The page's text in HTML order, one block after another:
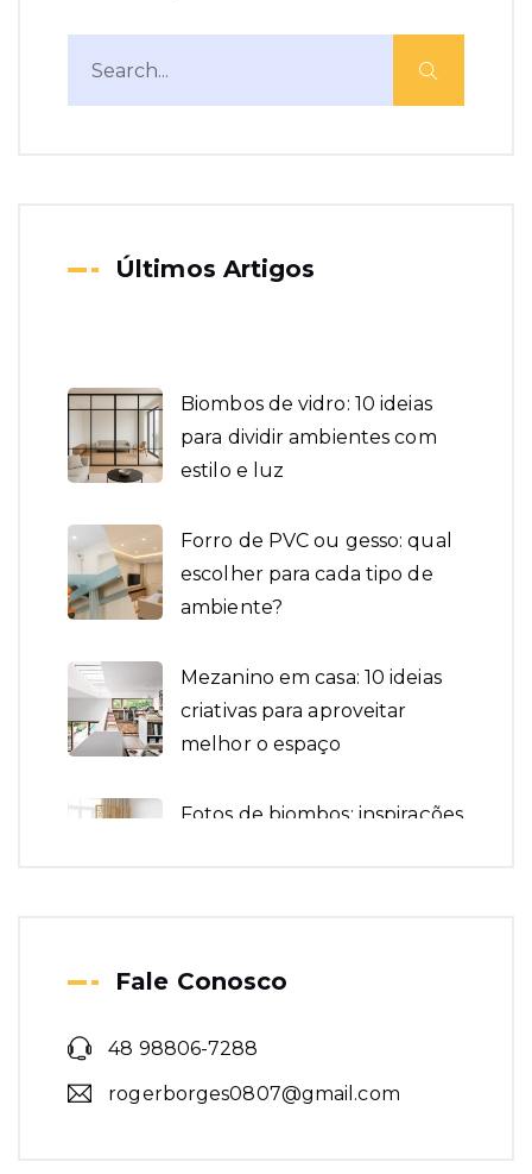
Últimos Artigos
Biombos de vidro: 10 ideias
para dividir ambientes com
estilo e luz
Forro de PVC ou gesso: qual
escolher para cada tipo de
ambiente?
Mezanino em casa: 10 ideias
criativas para aproveitar
melhor o espaço
Fotos de biombos: inspirações
de mezanino perfeito: dicas
espaço